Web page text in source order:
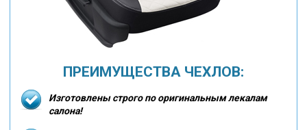
ПРЕИМУЩЕСТВА ЧЕХЛОВ:
Изготовлены строго по оригинальным лекалам
салона!